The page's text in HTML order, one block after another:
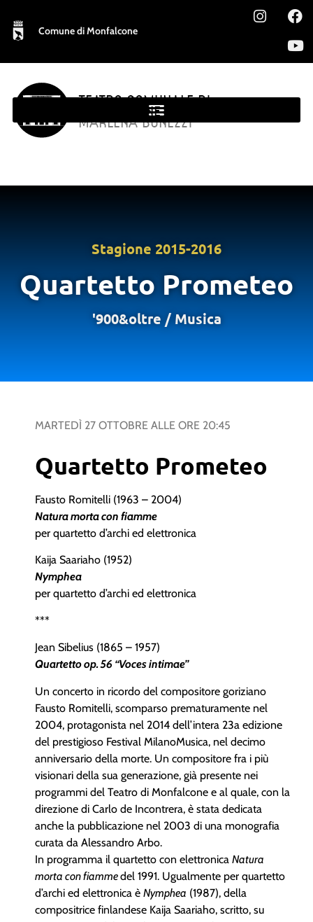
Comune di Monfalcone
TEATRO COMUNALE DI
MONFALCONE
MARLENA BONEZZI
Stagione 2015-2016
Quartetto Prometeo
'900&oltre / Musica
MARTEDÌ 27 OTTOBRE ALLE ORE 20:45
Quartetto Prometeo
Fausto Romitelli (1963 – 2004)
Natura morta con fiamme
per quartetto d’archi ed elettronica
Kaija Saariaho (1952)
Nymphea
per quartetto d’archi ed elettronica
***
Jean Sibelius (1865 – 1957)
Quartetto op. 56 “Voces intimae”
Un concerto in ricordo del compositore goriziano
Fausto Romitelli, scomparso prematuramente nel
2004, protagonista nel 2014 dell’intera 23a edizione
del prestigioso Festival MilanoMusica, nel decimo
anniversario della morte. Un compositore fra i più
visionari della sua generazione, già presente nei
programmi del Teatro di Monfalcone e al quale, con la
direzione di Carlo de Incontrera, è stata dedicata
anche la pubblicazione nel 2003 di una monografia
curata da Alessandro Arbo.
In programma il quartetto con elettronica Natura
morta con fiammedel 1991. Ugualmente per quartetto
d’archi ed elettronica è Nymphea (1987), della
compositrice finlandese Kaija Saariaho, scritto, su